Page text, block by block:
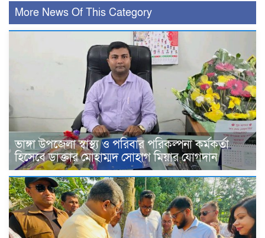
More News Of This Category
ভাঙ্গা উপজেলা স্বাস্থ্য ও পরিবার পরিকল্পনা কর্মকর্তা
হিসেবে ডাক্তার মোহাম্মদ সোহাগ মিয়ার যোগদান